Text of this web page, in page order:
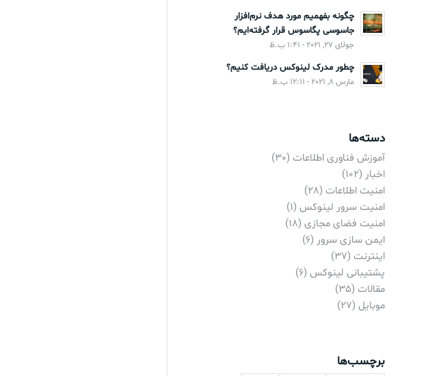
چگونه بفهمیم مورد هدف نرم‌افزار
جاسوسی پگاسوس قرار گرفته‌ایم؟
جولای 27, 2021 - 1:41 ب.ظ
چطور مدرک لینوکس دریافت کنیم؟
مارس 8, 2021 - 12:11 ب.ظ
دسته‌ها
آموزش فناوری اطلاعات (30)
اخبار (102)
امنیت اطلاعات (28)
امنیت سرور لینوکس (1)
امنیت فضای مجازی (18)
ایمن سازی سرور (6)
اینترنت (37)
پشتیبانی لینوکس (6)
مقالات (35)
موبایل (27)
برچسب‌ها